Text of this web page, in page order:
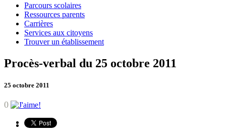
Parcours scolaires
Ressources parents
Carrières
Services aux citoyens
Trouver un établissement
Procès-verbal du 25 octobre 2011
25 octobre 2011
0